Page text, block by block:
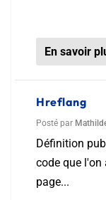
En savoir
Hreflang
Posté par
Définition
code que l'on
page...